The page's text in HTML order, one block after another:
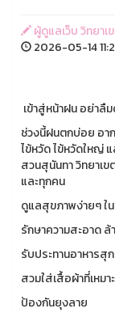
ผู้ดูแลเว็บ วิทยา
2026-05-14
เข้าสู่หน้าฝน อย่าลื
ช่วงนี้ฝนตกบ่อย อา
ไข้หวัด ไข้หวัดใหญ่
สวนสุนันทา วิทยาเ
และทุกคน
ดูแลสุขภาพง่ายๆ ใ
รักษาความสะอาด
รับประทานอาหารสุ
สวมใส่เสื้อผ้าที่เหม
ป้องกันยุงลาย